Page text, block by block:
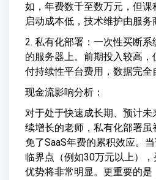
如，年费数千至数万元，但
启动成本低，技术维护由服务
2. 私有化部署：一次性买断系
的服务器上。前期投入较高
付持续性平台费用，数据完全
现金流影响分析：
对于处于快速成长期、预计
续增长的老师，私有化部署虽
免了SaaS年费的累积效应。
临界点（例如30万元以上）
优势将非常明显。更重要的